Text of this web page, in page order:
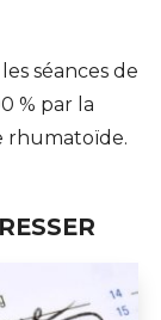
séances de
% par la
rhumatoïde.